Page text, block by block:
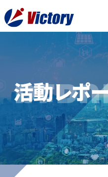
事業紹介
総合解体 / 解体事業
産業廃棄物収集/ 運搬
企業概要
私たちについて
活動レポ